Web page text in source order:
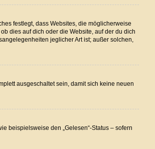
festlegt, dass Websites, die möglicherweise
dies auf dich oder die Website, auf der du dich
jeglicher Art ist; außer solchen,
ausgeschaltet sein, damit sich keine neuen
beispielsweise den „Gelesen“-Status – sofern